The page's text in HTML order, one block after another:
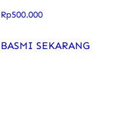
Rp500.000
BASMI SEKARANG